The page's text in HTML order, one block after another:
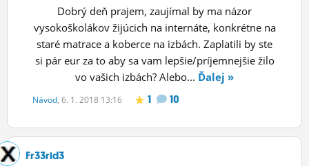
Dobrý deň prajem, zaujímal by ma názor
vysokoškolákov žijúcich na internáte, konkrétne na
staré matrace a koberce na izbách. Zaplatili by ste
si pár eur za to aby sa vam lepšie/príjemnejšie žilo
vo vašich izbách? Alebo... Ďalej »
Návod, 6. 1. 2018 13:16 1 10
Fr33rid3